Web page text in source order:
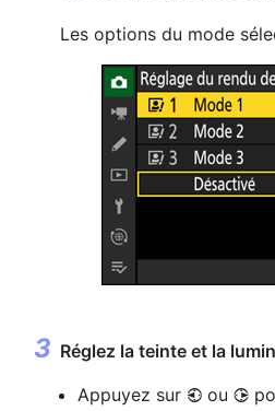
Les options du mode
Réglez la teinte et la
Appuyez sur 4 ou 2